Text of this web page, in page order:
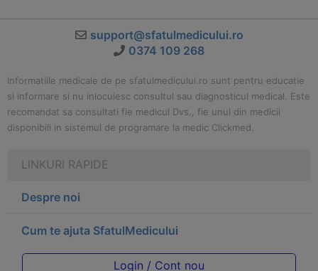
support@sfatulmedicului.ro
0374 109 268
Informatiile medicale de pe sfatulmedicului.ro sunt pentru educatie
si informare si nu inlocuiesc consultul sau diagnosticul medical. Este
recomandat sa consultati fie medicul Dvs., fie unul din medicii
disponibili in sistemul de programare la medic Clickmed.
LINKURI RAPIDE
Despre noi
Cum te ajuta SfatulMedicului
Login / Cont nou